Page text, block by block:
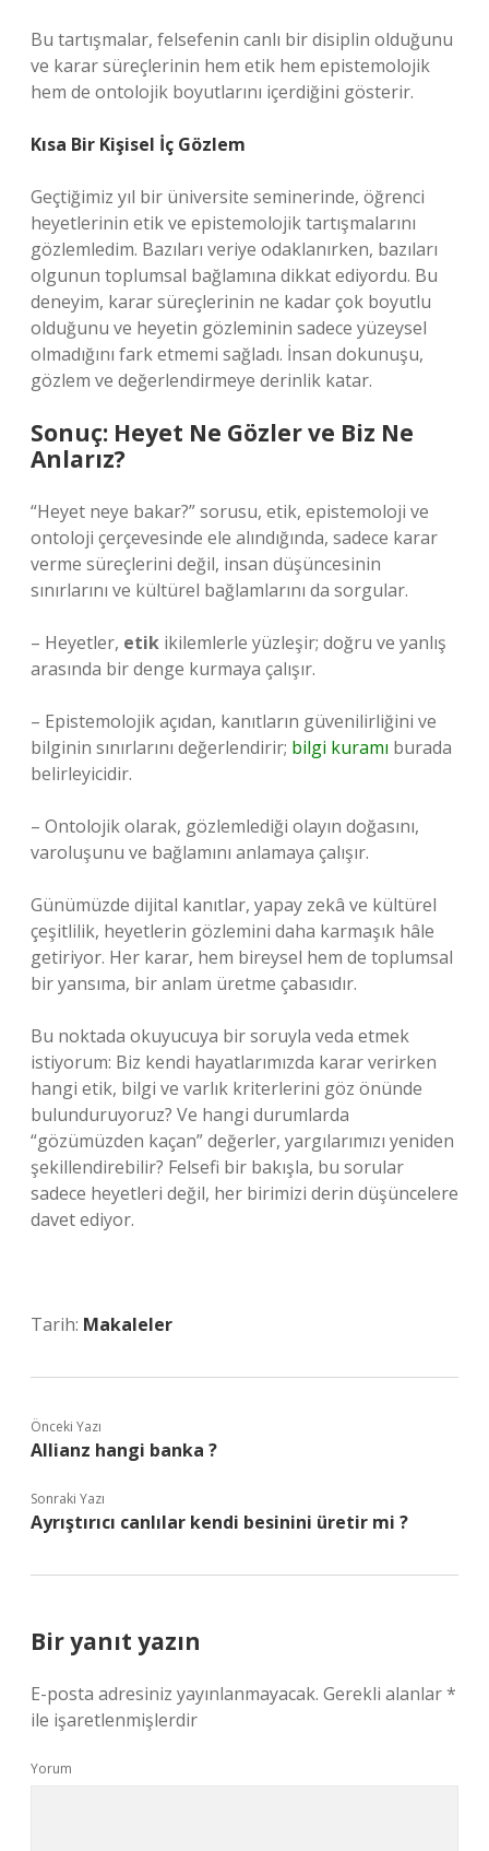
Bu tartışmalar, felsefenin canlı bir disiplin olduğunu
ve karar süreçlerinin hem etik hem epistemolojik
hem de ontolojik boyutlarını içerdiğini gösterir.
Kısa Bir Kişisel İç Gözlem
Geçtiğimiz yıl bir üniversite seminerinde, öğrenci
heyetlerinin etik ve epistemolojik tartışmalarını
gözlemledim. Bazıları veriye odaklanırken, bazıları
olgunun toplumsal bağlamına dikkat ediyordu. Bu
deneyim, karar süreçlerinin ne kadar çok boyutlu
olduğunu ve heyetin gözleminin sadece yüzeysel
olmadığını fark etmemi sağladı. İnsan dokunuşu,
gözlem ve değerlendirmeye derinlik katar.
Sonuç: Heyet Ne Gözler ve Biz Ne
Anlarız?
“Heyet neye bakar?” sorusu, etik, epistemoloji ve
ontoloji çerçevesinde ele alındığında, sadece karar
verme süreçlerini değil, insan düşüncesinin
sınırlarını ve kültürel bağlamlarını da sorgular.
– Heyetler, etik ikilemlerle yüzleşir; doğru ve yanlış
arasında bir denge kurmaya çalışır.
– Epistemolojik açıdan, kanıtların güvenilirliğini ve
bilginin sınırlarını değerlendirir; bilgi kuramı burada
belirleyicidir.
– Ontolojik olarak, gözlemlediği olayın doğasını,
varoluşunu ve bağlamını anlamaya çalışır.
Günümüzde dijital kanıtlar, yapay zekâ ve kültürel
çeşitlilik, heyetlerin gözlemini daha karmaşık hâle
getiriyor. Her karar, hem bireysel hem de toplumsal
bir yansıma, bir anlam üretme çabasıdır.
Bu noktada okuyucuya bir soruyla veda etmek
istiyorum: Biz kendi hayatlarımızda karar verirken
hangi etik, bilgi ve varlık kriterlerini göz önünde
bulunduruyoruz? Ve hangi durumlarda
“gözümüzden kaçan” değerler, yargılarımızı yeniden
şekillendirebilir? Felsefi bir bakışla, bu sorular
sadece heyetleri değil, her birimizi derin düşüncelere
davet ediyor.
Tarih: Makaleler
Önceki Yazı
Allianz hangi banka ?
Sonraki Yazı
Ayrıştırıcı canlılar kendi besinini üretir mi ?
Bir yanıt yazın
E-posta adresiniz yayınlanmayacak. Gerekli alanlar*
ile işaretlenmişlerdir
Yorum